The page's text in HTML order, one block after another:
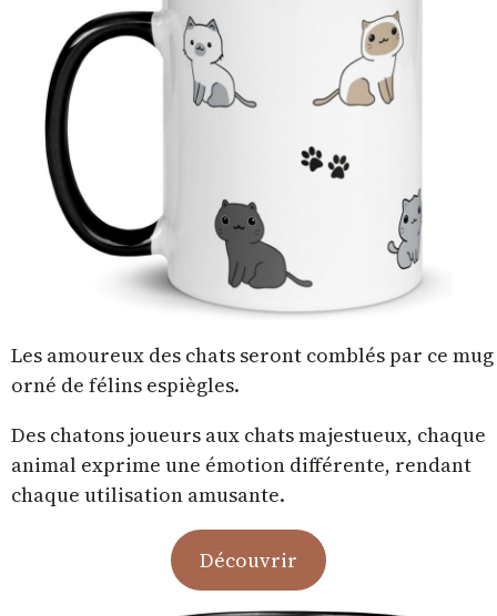
Les amoureux des chats seront comblés par ce mug
orné de félins espiègles.
Des chatons joueurs aux chats majestueux, chaque
animal exprime une émotion différente, rendant
chaque utilisation amusante.
Découvrir